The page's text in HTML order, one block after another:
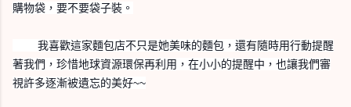
購物袋，要不要袋子裝。
我喜歡這家麵包店不只是她美味的麵包，還有隨時用行動提醒
著我們，珍惜地球資源環保再利用，在小小的提醒中，也讓我們審
視許多逐漸被遺忘的美好~~